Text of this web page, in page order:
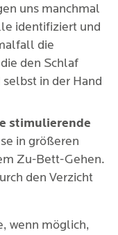
uns manchmal
identifiziert und
die
den Schlaf
in der Hand
stimulierende
in größeren
Zu-Bett-Gehen.
den Verzicht
wenn möglich,